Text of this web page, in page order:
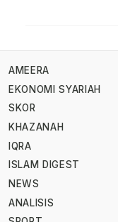
AMEERA
EKONOMI SYARIAH
SKOR
KHAZANAH
IQRA
ISLAM DIGEST
NEWS
ANALISIS